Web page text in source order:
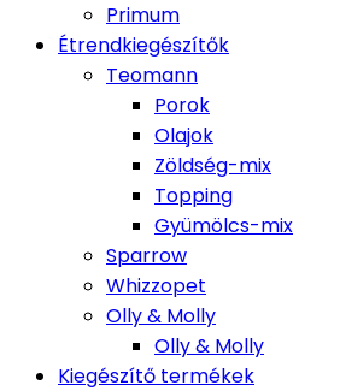
Primum
Étrendkiegészítők
Teomann
Porok
Olajok
Zöldség-mix
Topping
Gyümölcs-mix
Sparrow
Whizzopet
Olly & Molly
Olly & Molly
Kiegészítő termékek